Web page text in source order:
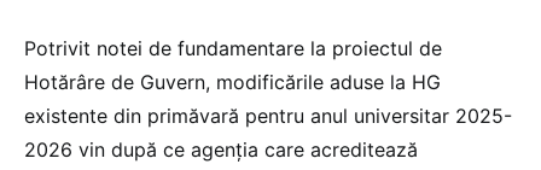
Potrivit notei de fundamentare la proiectul de
Hotărâre de Guvern, modificările aduse la HG
existente din primăvară pentru anul universitar 2025-
2026 vin după ce agenția care acreditează